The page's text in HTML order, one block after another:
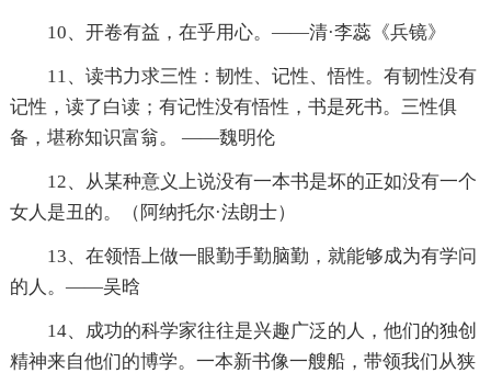
10、开卷有益，在乎用心。——清·李蕊《兵镜》
11、读书力求三性：韧性、记性、悟性。有韧性没有
记性，读了白读；有记性没有悟性，书是死书。三性俱
备，堪称知识富翁。 ——魏明伦
12、从某种意义上说没有一本书是坏的正如没有一个
女人是丑的。（阿纳托尔·法朗士）
13、在领悟上做一眼勤手勤脑勤，就能够成为有学问
的人。——吴晗
14、成功的科学家往往是兴趣广泛的人，他们的独创
精神来自他们的博学。一本新书像一艘船，带领我们从狭